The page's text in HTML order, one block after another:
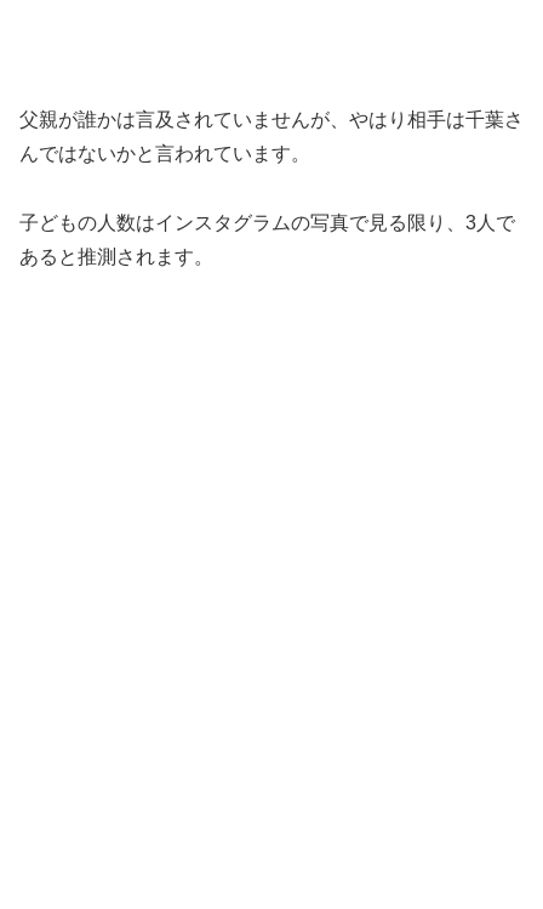
父親が誰かは言及されていませんが、やはり相手は千葉さ
んではないかと言われています。
子どもの人数はインスタグラムの写真で見る限り、3人で
あると推測されます。